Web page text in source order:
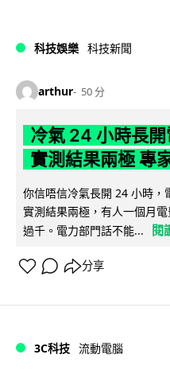
科技娛樂 科技新聞
arthur 50 分
冷氣 24 小時長
實測結果兩極 專
你信唔信冷氣長開 24 小時，
實測結果兩極，有人一個月
過千。電力部門話不能...
閱
分享
3C科技 流動電腦